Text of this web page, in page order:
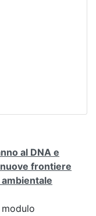
al DNA e
frontiere